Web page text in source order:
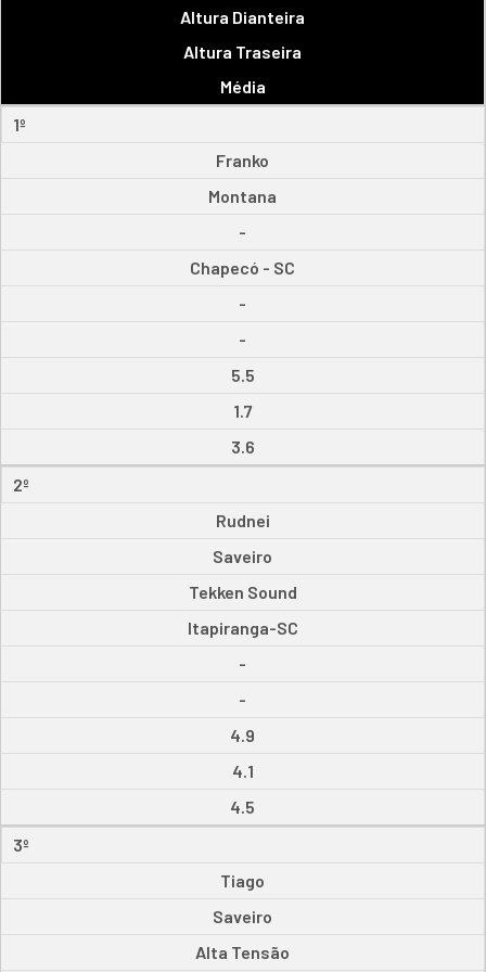
Altura Dianteira
Altura Traseira
Média
1º
Franko
Montana
-
Chapecó - SC
-
-
5.5
1.7
3.6
2º
Rudnei
Saveiro
Tekken Sound
Itapiranga-SC
-
-
4.9
4.1
4.5
3º
Tiago
Saveiro
Alta Tensão